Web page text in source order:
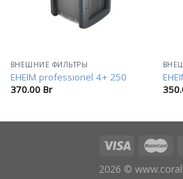
ВНЕШНИЕ ФИЛЬТРЫ
EHEIM professionel 4+ 250
370.00 Br
2026 ©